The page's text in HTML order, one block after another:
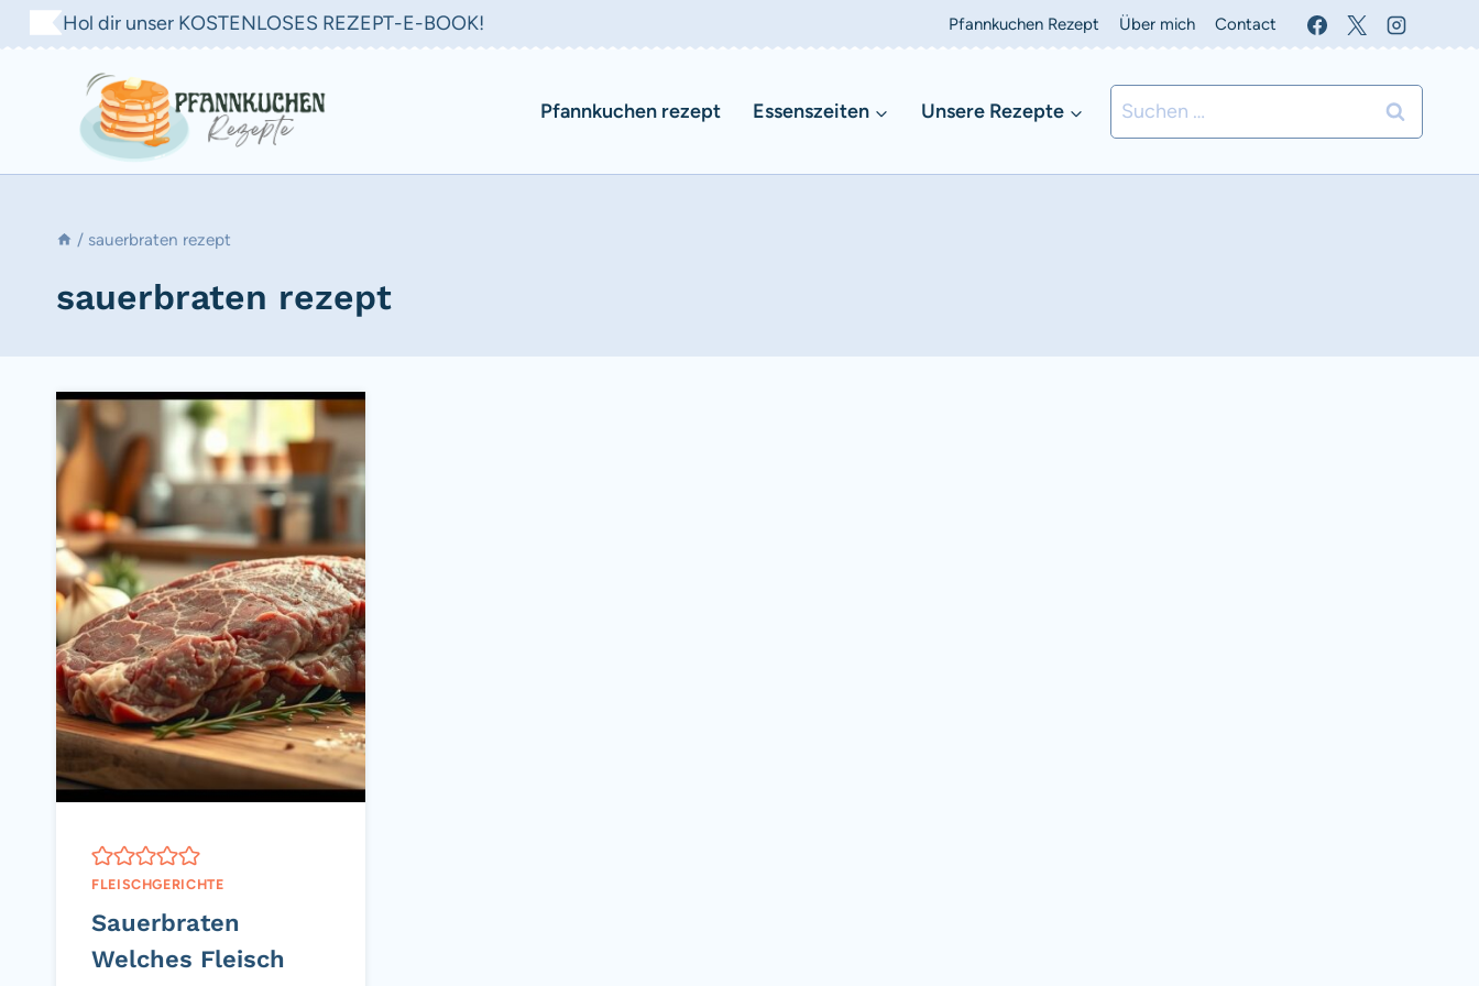
Zum
Inhalt
Hol dir unser KOSTENLOSES REZEPT-E-BOOK! Pfannkuchen Rezept Über mich Contact
Pfannkuchen rezept Essenszeiten Unsere Rezepte
Suchen
nach:
/ sauerbraten rezept
sauerbraten rezept
FLEISCHGERICHTE
Sauerbraten
Welches Fleisch